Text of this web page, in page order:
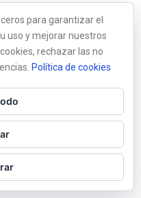
para garantizar el
uso y mejorar nuestros
rechazar las no
Política de cookies